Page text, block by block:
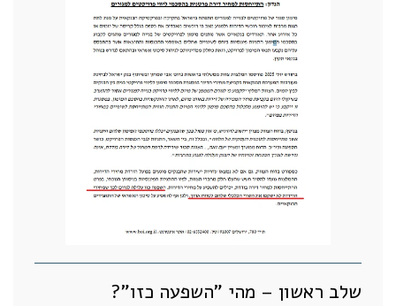
שלב ראשון – מהי "השפעה כזו"?